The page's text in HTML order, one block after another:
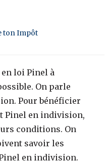
ton Impôt
loi Pinel à
On parle
Pour bénéficier
Pinel en indivision,
conditions. On
savoir les
en indivision.